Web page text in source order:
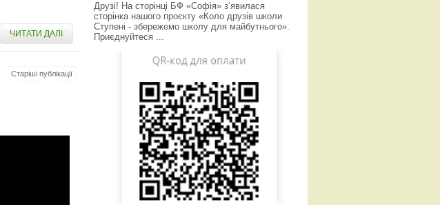
ЧИТАТИ ДАЛІ
Старіші публікації
Друзі! На сторінці БФ «Софія» з‘явилася
сторінка нашого проєкту «Коло друзів школи
Ступені - збережемо школу для майбутнього».
Приєднуйтеся ...